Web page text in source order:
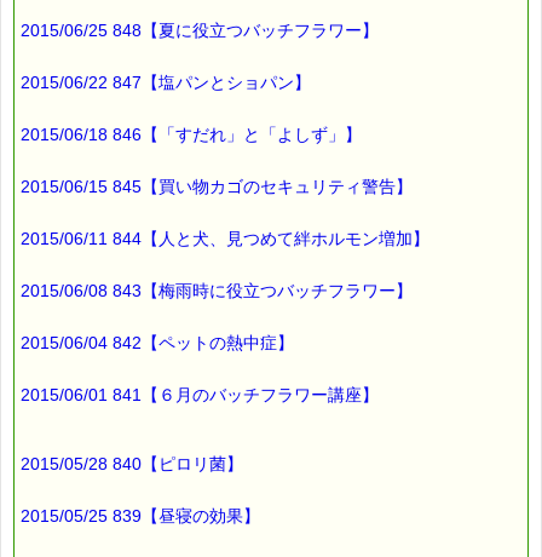
ルです。
∞∞∞∞∞∞∞∞∞∞∞∞∞∞∞∞∞∞∞∞∞∞∞∞∞∞∞∞∞∞∞∞∞
このメールマガジンのバックナンバーはこちらです
購読解除はこちらからできます
と実感していただくのが私のねがいです。
バッチフラワーレメディ専門店＜ｅパスタイム＞
発行責任者：店長 千葉るみこ
https://pass-thyme.com/
2015/06/25 848【夏に役立つバッチフラワー】
2015/06/22 847【塩パンとショパン】
2015/06/18 846【「すだれ」と「よしず」】
2015/06/15 845【買い物カゴのセキュリティ警告】
2015/06/11 844【人と犬、見つめて絆ホルモン増加】
2015/06/08 843【梅雨時に役立つバッチフラワー】
2015/06/04 842【ペットの熱中症】
2015/06/01 841【６月のバッチフラワー講座】
2015/05/28 840【ピロリ菌】
2015/05/25 839【昼寝の効果】